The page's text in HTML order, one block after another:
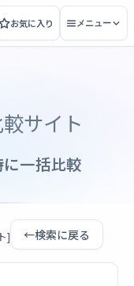
お気に入り メニュー
サイト
一括比較
] ←検索に戻る